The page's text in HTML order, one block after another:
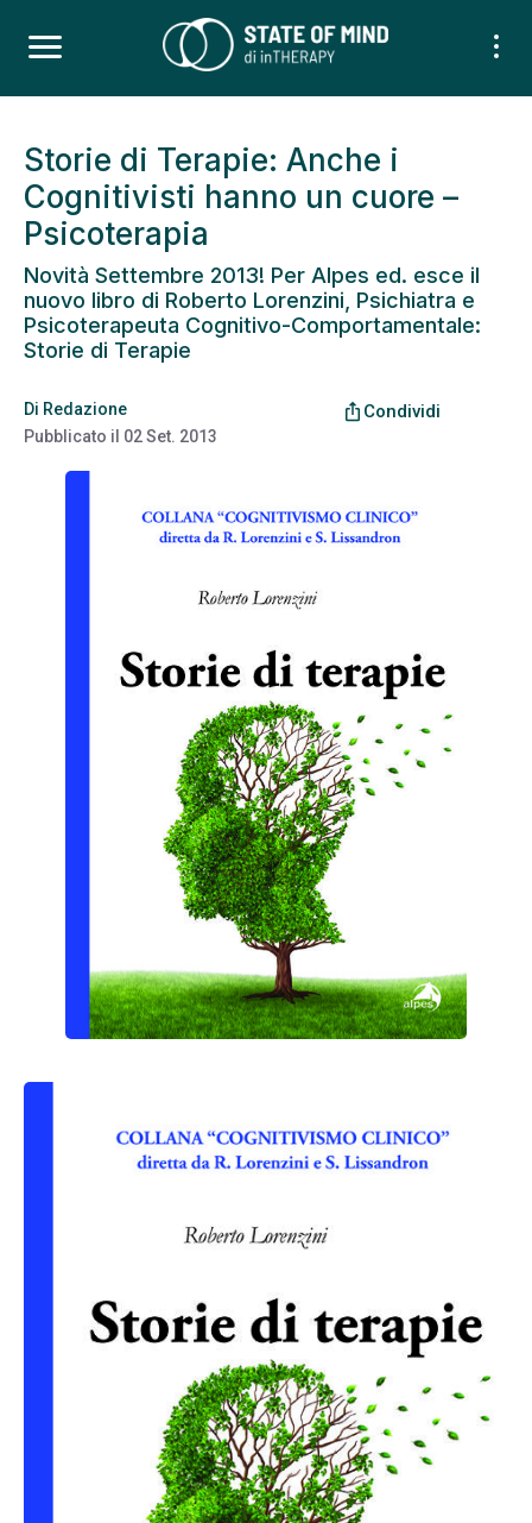
Storie di Terapie: Anche i
Cognitivisti hanno un cuore –
Psicoterapia
Novità Settembre 2013! Per Alpes ed. esce il
nuovo libro di Roberto Lorenzini, Psichiatra e
Psicoterapeuta Cognitivo-Comportamentale:
Storie di Terapie
Di Redazione
Pubblicato il 02 Set. 2013
ios_share Condividi